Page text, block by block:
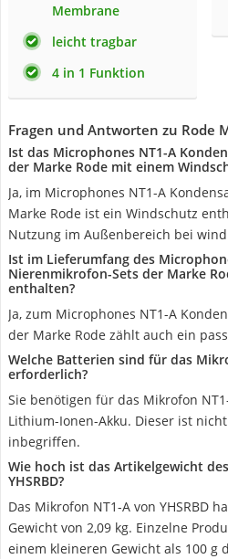
Membrane
leicht tragbar
4 in 1 Funktion
Fragen und Antworten zu Rode
Ist das Microphones NT1-A
der Marke Rode mit einem
Ja, im Microphones NT1-A
Marke Rode ist ein Windschutz
Nutzung im Außenbereich bei
Ist im Lieferumfang des
Nierenmikrofon-Sets der Marke
enthalten?
Ja, zum Microphones NT1-A
der Marke Rode zählt auch ein
Welche Batterien sind für das
erforderlich?
Sie benötigen für das Mikrofon
Lithium-Ionen-Akku. Dieser ist
inbegriffen.
Wie hoch ist das Artikelgewicht
YHSRBD?
Das Mikrofon NT1-A von YHSRBD
Gewicht von ‎2,09 kg. Einzelne
einem kleineren Gewicht als 100 g